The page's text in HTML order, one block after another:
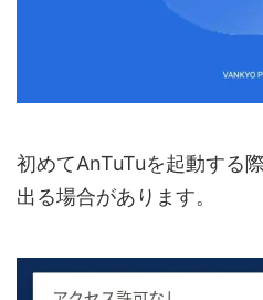
初めてAnTuTuを起動する
出る場合があります。